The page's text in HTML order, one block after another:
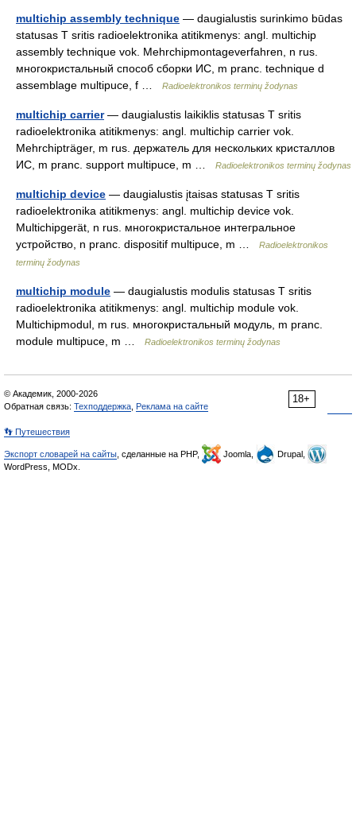
multichip assembly technique — daugialustis surinkimo būdas
statusas T sritis radioelektronika atitikmenys: angl. multichip
assembly technique vok. Mehrchipmontageverfahren, n rus.
многокристальный способ сборки ИС, m pranc. technique d
assemblage multipuce, f …
Radioelektronikos terminų žodynas
multichip carrier— daugialustis laikiklis statusas T sritis
radioelektronika atitikmenys: angl. multichip carrier vok.
Mehrchipträger, m rus. держатель для нескольких кристаллов
ИС, m pranc. support multipuce, m …
Radioelektronikos terminų žodynas
multichip device — daugialustis įtaisas statusas T sritis
radioelektronika atitikmenys: angl. multichip device vok.
Multichipgerät, n rus. многокристальное интегральное
устройство, n pranc. dispositif multipuce, m …
Radioelektronikos
terminų žodynas
multichip module — daugialustis modulis statusas T sritis
radioelektronika atitikmenys: angl. multichip module vok.
Multichipmodul, m rus. многокристальный модуль, m pranc.
module multipuce, m …
Radioelektronikos terminų žodynas
18+
© Академик, 2000-2026
Обратная связь: Техподдержка Реклама на сайте
👣 Путешествия
Экспорт словарей на сайты , сделанные на PHP, Joomla,
Drupal,
WordPress, MODx.